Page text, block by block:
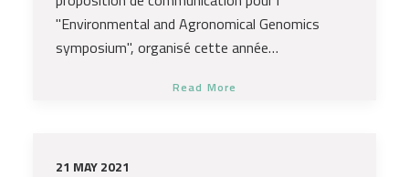
"Environmental and Agronomical Genomics
symposium", organisé cette année…
Read More
21 MAY 2021